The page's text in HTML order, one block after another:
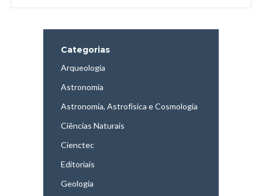
Categorias
Arqueologia
Astronomia
Astronomia, Astrofísica e Cosmologia
Ciências Naturais
Cienctec
Editoriais
Geologia